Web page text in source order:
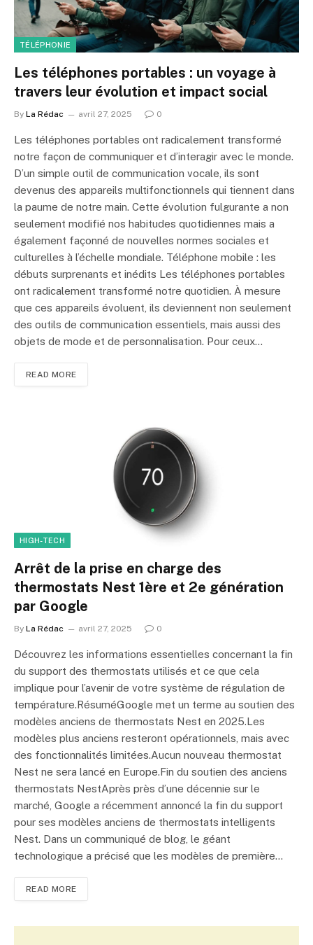
TÉLÉPHONIE
Les téléphones portables : un voyage à
travers leur évolution et impact social
By La Rédac avril 27, 2025 0
Les téléphones portables ont radicalement transformé
notre façon de communiquer et d’interagir avec le monde.
D’un simple outil de communication vocale, ils sont
devenus des appareils multifonctionnels qui tiennent dans
la paume de notre main. Cette évolution fulgurante a non
seulement modifié nos habitudes quotidiennes mais a
également façonné de nouvelles normes sociales et
culturelles à l’échelle mondiale. Téléphone mobile : les
débuts surprenants et inédits Les téléphones portables
ont radicalement transformé notre quotidien. À mesure
que ces appareils évoluent, ils deviennent non seulement
des outils de communication essentiels, mais aussi des
objets de mode et de personnalisation. Pour ceux…
READ MORE
HIGH-TECH
Arrêt de la prise en charge des
thermostats Nest 1ère et 2e génération
par Google
By La Rédac avril 27, 2025 0
Découvrez les informations essentielles concernant la fin
du support des thermostats utilisés et ce que cela
implique pour l’avenir de votre système de régulation de
température.RésuméGoogle met un terme au soutien des
modèles anciens de thermostats Nest en 2025.Les
modèles plus anciens resteront opérationnels, mais avec
des fonctionnalités limitées.Aucun nouveau thermostat
Nest ne sera lancé en Europe.Fin du soutien des anciens
thermostats NestAprès près d’une décennie sur le
marché, Google a récemment annoncé la fin du support
pour ses modèles anciens de thermostats intelligents
Nest. Dans un communiqué de blog, le géant
technologique a précisé que les modèles de première…
READ MORE